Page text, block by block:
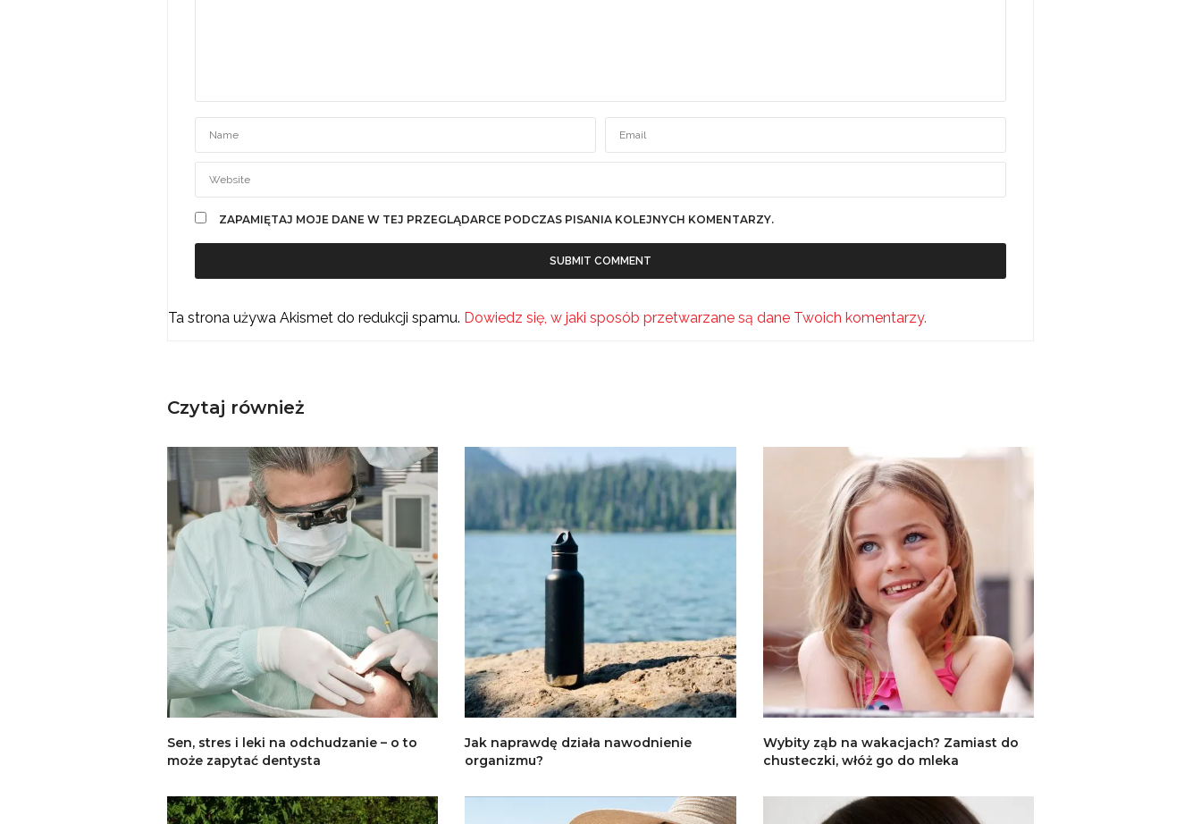
ZAPAMIĘTAJ MOJE DANE W TEJ PRZEGLĄDARCE PODCZAS PISANIA KOLEJNYCH KOMENTARZY.
Ta strona używa Akismet do redukcji spamu. Dowiedz się, w jaki sposób przetwarzane są dane Twoich komentarzy.
Czytaj również
Sen, stres i leki na odchudzanie – o to
może zapytać dentysta
Jak naprawdę działa nawodnienie
organizmu?
Wybity ząb na wakacjach? Zamiast do
chusteczki, włóż go do mleka